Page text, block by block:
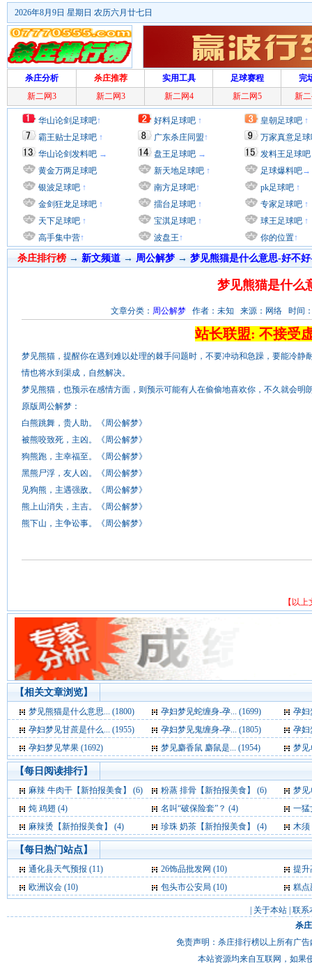
2026年8月9日 星期日 农历六月廿七日
杀庄分析 杀庄推荐 实用工具 足球赛程
完
新二网3
新二网3 新二网4 新二网5 新
华山论剑足球吧↑
霸王贴士足球吧 ↑
华山论剑发料吧 →
黄金万两足球吧
银波足球吧 ↑
金剑狂龙足球吧 ↑
天下足球吧 ↑
高手集中营↑
好料足球吧 ↑
广东杀庄同盟↑
盘王足球吧 →
新天地足球吧 ↑
南方足球吧↑
擂台足球吧 ↑
宝淇足球吧 ↑
波盘王↑
皇朝足球吧 ↑
万家真意足
发料王足球吧
足球爆料吧→
pk足球吧 ↑
专家足球吧 ↑
球王足球吧 ↑
你的位置↑
杀庄排行榜 → 新文频道→ 周公解梦 → 梦见熊猫是什么意思-好不
梦见熊猫是什么
文章分类： 周公解梦 作者：未知 来源：网络 时间
站长联盟: 不接受
梦见熊猫，提醒你在遇到难以处理的棘手问题时，不要冲动和急躁，要能冷静
情也将水到渠成，自然解决。
梦见熊猫，也预示在感情方面，则预示可能有人在偷偷地喜欢你，不久就会明
原版周公解梦：
白熊跳舞，贵人助。《周公解梦》
被熊咬致死，主凶。《周公解梦》
狗熊跑，主幸福至。《周公解梦》
黑熊尸浮，友人凶。《周公解梦》
见狗熊，主遇强敌。《周公解梦》
熊上山消失，主吉。《周公解梦》
熊下山，主争讼事。《周公解梦》
【以
【相关文章浏览】
梦见熊猫是什么意思... (1800) 孕妇梦见蛇缠身-孕... (1699)
孕妇
孕妇梦见甘蔗是什么... (1955)
孕妇梦见鬼缠身-孕... (1805)
孕妇
孕妇梦见苹果 (1692)
梦见麝香鼠 麝鼠是... (1954) 梦见
【每日阅读排行】
麻辣 牛肉干【新拍报美食】 (6) 粉蒸 排骨【新拍报美食】 (6)
梦见单峰
炖 鸡翅 (4)
名叫“破保险套”？ (4)
一猛
麻辣烫【新拍报美食】 (4)
珍珠 奶茶【新拍报美食】 (4) 木须
【每日热门站点】
通化县天气预报 (11) 26饰品批发网 (10)
提升
欧洲议会 (10) 包头市公安局 (10) 糕点
关于本站 联系
杀
免责声明：杀庄排行榜以上所有广
本站资源均来自互联网，如果